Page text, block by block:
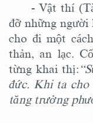
-Vật thí
đỡ những người
cho đi một
thản, an lạc.
từng khai thị:
đức. Khi ta cho
tăng trưởng